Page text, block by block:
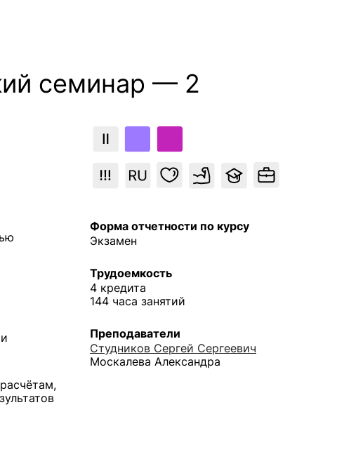
семинар — 2
Форма отчетности по курсу
Экзамен
Трудоемкость
4 кредита
144 часа занятий
Преподаватели
Студников Сергей Сергеевич
Москалева Александра